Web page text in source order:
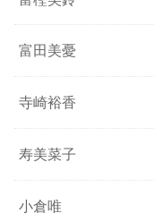
富田美憂
寺崎裕香
寿美菜子
小倉唯